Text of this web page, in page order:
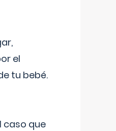
el
tu bebé.
caso que